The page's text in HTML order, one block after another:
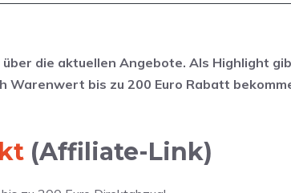
die aktuellen Angebote. Als Highlight
bis zu 200 Euro Rabatt
(Affiliate-Link)